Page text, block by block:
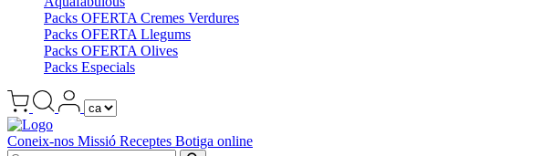
Packs OFERTA Cremes Verdures
Packs OFERTA Llegums
Packs OFERTA Olives
Packs Especials
Coneix-nos Missió Receptes Botiga online